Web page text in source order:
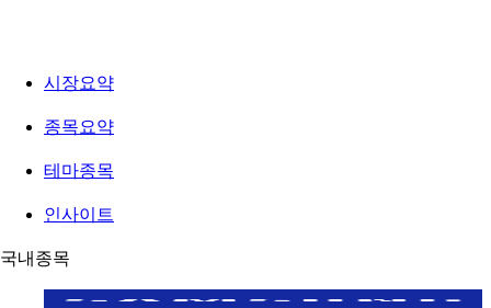
시장요약
종목요약
테마종목
인사이트
국내종목